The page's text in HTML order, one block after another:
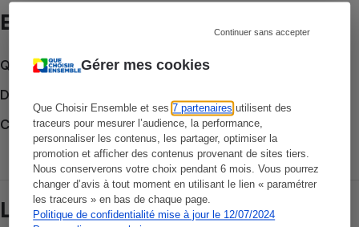
Gérer mes cookies
Que Choisir Ensemble et ses7 partenaires utilisent des
traceurs pour mesurer l’audience, la performance,
personnaliser les contenus, les partager, optimiser la
promotion et afficher des contenus provenant de sites tiers.
Nous conserverons votre choix pendant 6 mois. Vous pourrez
changer d’avis à tout moment en utilisant le lien « paramétrer
les traceurs » en bas de chaque page.
Politique de confidentialité mise à jour le 12/07/2024
Continuer sans accepter
Et aussi
Que faire en cas de litige ?
Découvrir le forum
Consulter nos Actions Que Choisir Ensemble
Lire aussi